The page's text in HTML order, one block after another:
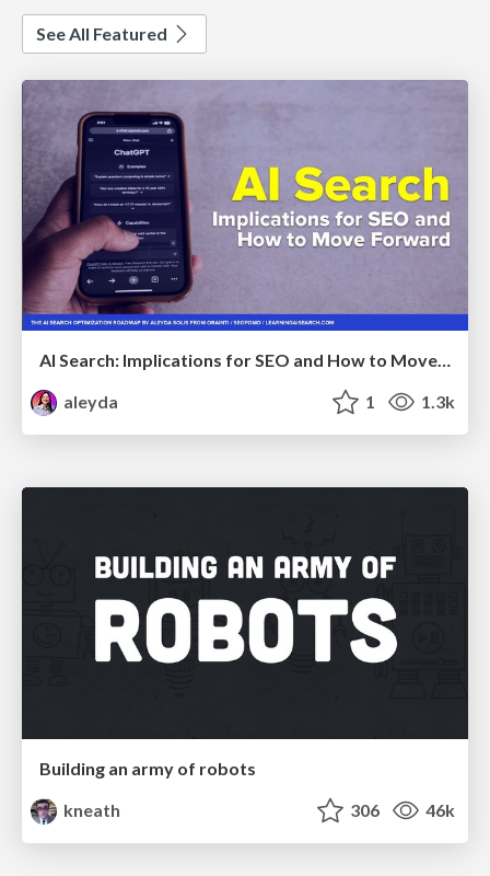
See All Featured
AI Search: Implications for SEO and How to Move Forward - #ShenzhenSEOConference
aleyda
1 1.3k
Building an army of robots
kneath
306 46k